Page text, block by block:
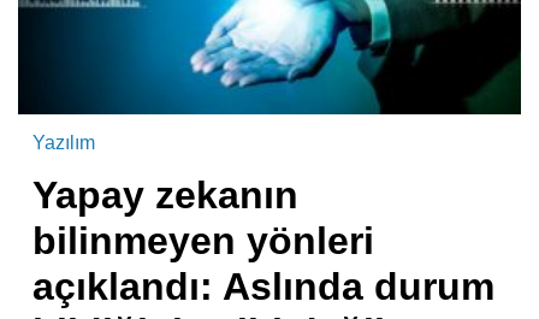
Yazılım
Yapay zekanın
bilinmeyen yönleri
açıklandı: Aslında durum